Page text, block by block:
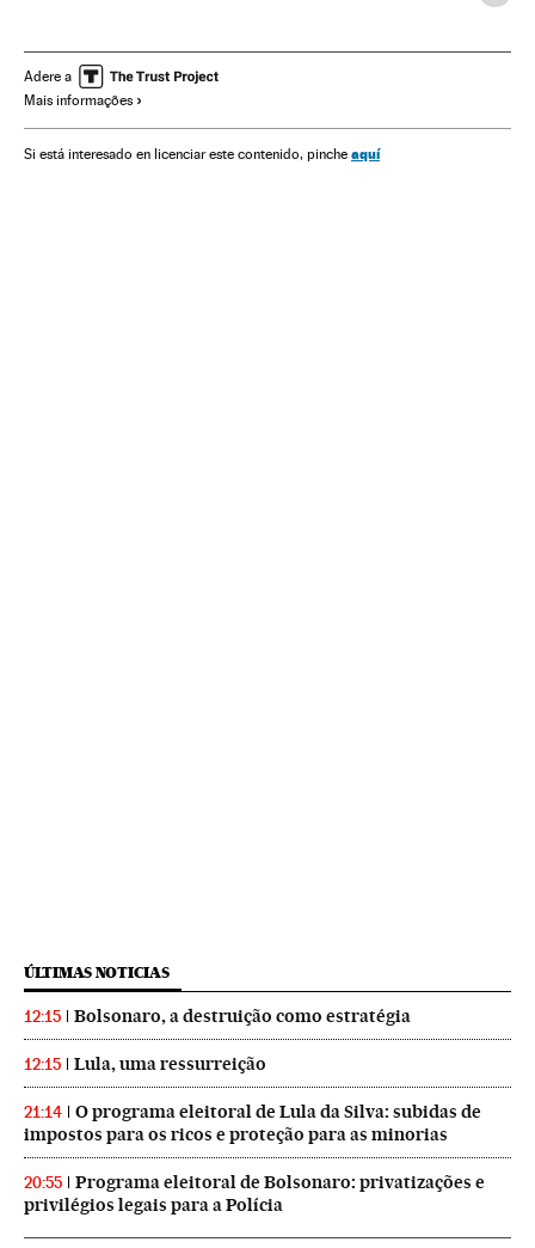
Verne
Adere a
Mais informações
Si está interesado en licenciar este contenido, pinche aquí
ÚLTIMAS NOTICIAS
12:15 Bolsonaro, a destruição como estratégia
12:15 Lula, uma ressurreição
21:14
O programa eleitoral de Lula da Silva: subidas de
impostos para os ricos e proteção para as minorias
20:55
Programa eleitoral de Bolsonaro: privatizações e
privilégios legais para a Polícia